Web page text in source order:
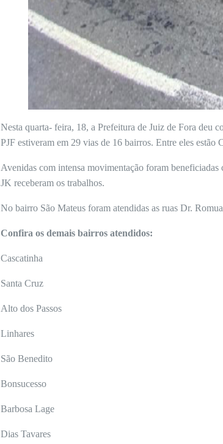
Nesta quarta- feira, 18, a Prefeitura de Juiz de Fora deu
PJF estiveram em 29 vias de 16 bairros. Entre eles
Avenidas com intensa movimentação foram
JK receberam os trabalhos.
No bairro São Mateus foram atendidas as ruas Dr.
Confira os demais bairros atendidos:
Cascatinha
Santa Cruz
Alto dos Passos
Linhares
São Benedito
Bonsucesso
Barbosa Lage
Dias Tavares